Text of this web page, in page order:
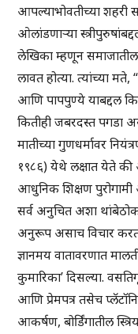
आपल्याभोवतीच्या शहरी
ओलांडणाऱ्या
लेखिका म्हणून
लावत होत्या. त्यांच्या
आणि पापपुण्ये याबद्दल
कितीही जबरदस्त पगडा
मातीच्या गुणधर्मावर
१९८६) येथे लक्षात येते
आधुनिक शिक्षण
सर्व अनुचित अशा थांबेठोक
अनुरूप असाच विचार करत
ज्ञानमय वातावरणात
कुमारिका’ दिसल्या.
आणि प्रेमपत्र तसेच
आकर्षण, बोर्डिंगातील